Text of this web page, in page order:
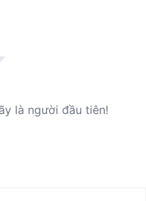
là người đầu tiên!